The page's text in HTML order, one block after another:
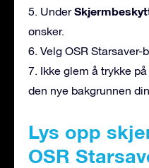
5. Under
ønsker.
6. Velg OSR Starsaver-
7. Ikke glem å trykke på
den nye bakgrunnen
Lys opp
OSR